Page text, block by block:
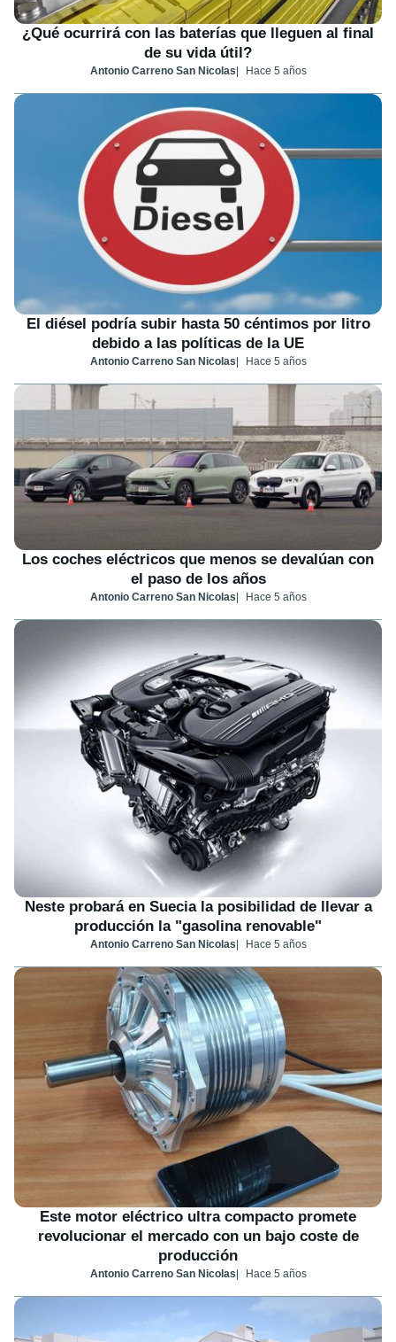
¿Qué ocurrirá con las baterías que lleguen al final
de su vida útil?
Antonio Carreno San Nicolas Hace 5 años
El diésel podría subir hasta 50 céntimos por litro
debido a las políticas de la UE
Antonio Carreno San Nicolas Hace 5 años
Los coches eléctricos que menos se devalúan con
el paso de los años
Antonio Carreno San Nicolas Hace 5 años
Neste probará en Suecia la posibilidad de llevar a
producción la "gasolina renovable"
Antonio Carreno San Nicolas Hace 5 años
Este motor eléctrico ultra compacto promete
revolucionar el mercado con un bajo coste de
producción
Antonio Carreno San Nicolas Hace 5 años